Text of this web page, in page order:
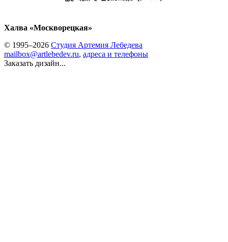
Халва «Москворецкая»
© 1995–2026 Студия Артемия Лебедева
mailbox@artlebedev.ru, адреса и телефоны
Заказать дизайн...